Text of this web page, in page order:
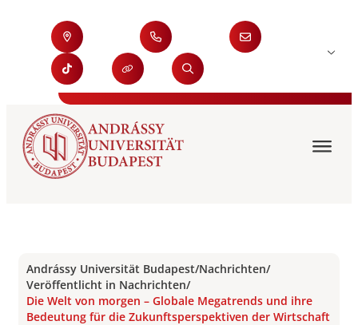
Andrássy Universität Budapest/Nachrichten/
Veröffentlicht in Nachrichten/
Die Welt von morgen – Globale Megatrends und ihre
Bedeutung für die Zukunftsperspektiven der Wirtschaft